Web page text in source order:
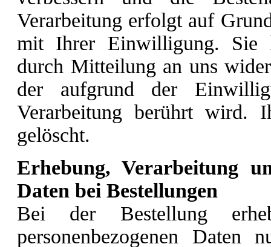
Verarbeitung erfolgt auf
mit Ihrer Einwilligung. Sie
durch Mitteilung an uns
der aufgrund der
Verarbeitung berührt wird.
gelöscht.
Erhebung, Verarbeitung
Daten bei Bestellungen
Bei der Bestellung
personenbezogenen